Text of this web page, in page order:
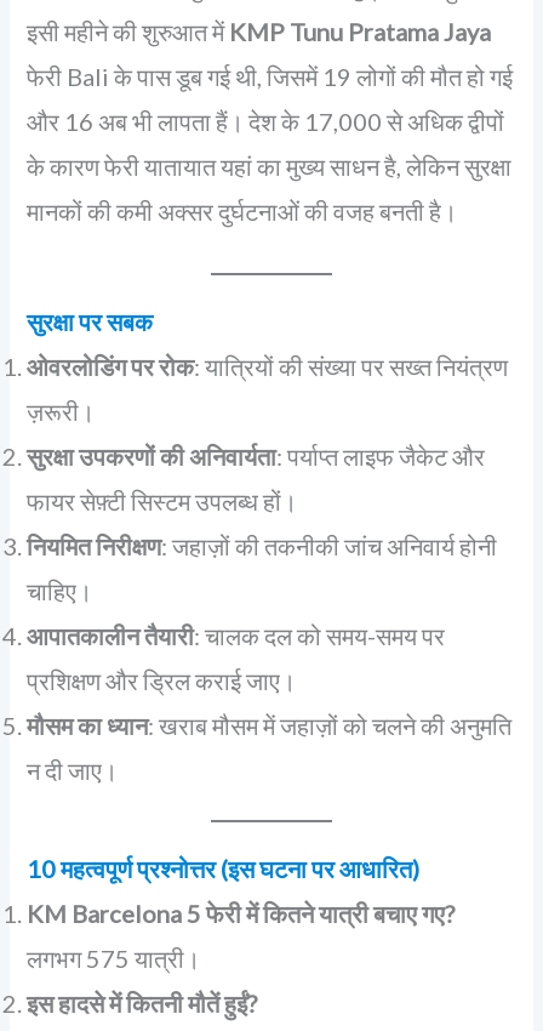
इसी महीने की शुरुआत में KMP Tunu Pratama Jaya
फेरी Bali के पास डूब गई थी, जिसमें 19 लोगों की मौत हो गई
और 16 अब भी लापता हैं। देश के 17,000 से अधिक द्वीपों
के कारण फेरी यातायात यहां का मुख्य साधन है, लेकिन सुरक्षा
मानकों की कमी अक्सर दुर्घटनाओं की वजह बनती है।
सुरक्षा पर सबक
ओवरलोडिंग पर रोक: यात्रियों की संख्या पर सख्त नियंत्रण
ज़रूरी।
सुरक्षा उपकरणों की अनिवार्यता: पर्याप्त लाइफ जैकेट और
फायर सेफ़्टी सिस्टम उपलब्ध हों।
नियमित निरीक्षण: जहाज़ों की तकनीकी जांच अनिवार्य होनी
चाहिए।
आपातकालीन तैयारी: चालक दल को समय-समय पर
प्रशिक्षण और ड्रिल कराई जाए।
मौसम का ध्यान: खराब मौसम में जहाज़ों को चलने की अनुमति
न दी जाए।
10 महत्वपूर्ण प्रश्नोत्तर (इस घटना पर आधारित)
KM Barcelona 5 फेरी में कितने यात्री बचाए गए?
लगभग 575 यात्री।
इस हादसे में कितनी मौतें हुईं?